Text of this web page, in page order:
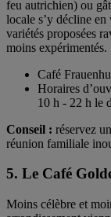
feu autrichien) ou
locale s’y décline en
variétés proposées
moins expérimentés.
Café
Horaires
10 h - 22 h le
Conseil : réservez
réunion familiale
5. Le Café
Moins célèbre et